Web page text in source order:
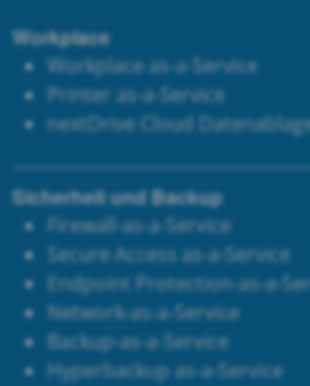
Workplace
Workplace as-a-Service
Printer as-a-Service
nextDrive Cloud
Sicherheit und Backup
Firewall-as-a-Service
Secure Access as-a-Service
Endpoint Protection-as-a-
Network-as-a-Service
Backup-as-a-Service
Hyperbackup as-a-Service